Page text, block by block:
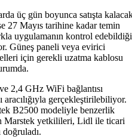
üç gün boyunca satışta
27 Mayıs tarihine kadar temin
uygulamanın kontrol edebildiği
Güneş paneli veya evirici
için gerekli uzatma kablosu
2,4 GHz WiFi bağlantısı
gerçekleştirilebiliyor.
B2500 modeliyle benzerlik
Marstek yetkilileri, Lidl ile ticari